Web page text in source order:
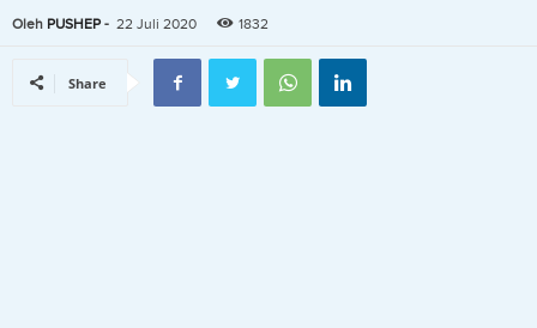
Oleh PUSHEP - 22 Juli 2020 1832
Share